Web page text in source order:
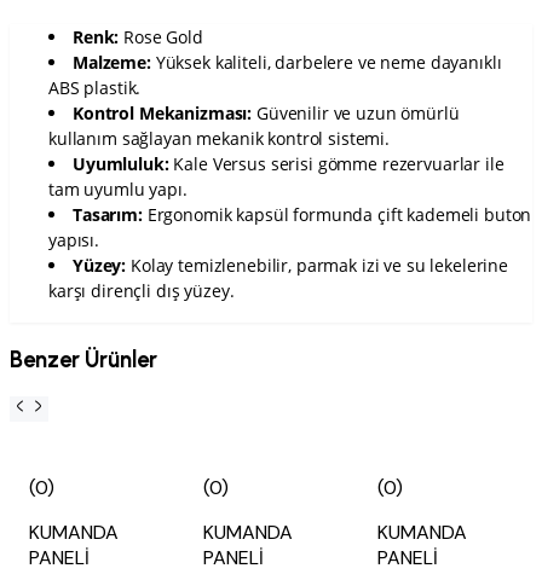
Renk: Rose Gold
Malzeme:Yüksek kaliteli, darbelere ve neme dayanıklı
ABS plastik.
Kontrol Mekanizması: Güvenilir ve uzun ömürlü
kullanım sağlayan mekanik kontrol sistemi.
Uyumluluk:Kale Versus serisi gömme rezervuarlar ile
tam uyumlu yapı.
Tasarım:Ergonomik kapsül formunda çift kademeli buton
yapısı.
Yüzey: Kolay temizlenebilir, parmak izi ve su lekelerine
karşı dirençli dış yüzey.
Benzer Ürünler
(0)
KUMANDA
PANELİ
(0)
KUMANDA
PANELİ
(0)
KUMANDA
PANELİ